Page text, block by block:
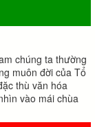
chúng ta thường
muôn đời của Tổ
thù văn hóa
vào mái chùa